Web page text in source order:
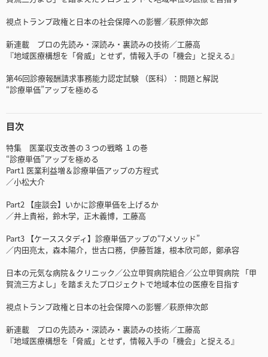
視点トランプ政権と日本の社会保障への影響／萩原伸次郎
新連載 プロの先読み・深読み・裏読みの技術／工藤高
『地域医療構想を「脅威」とせず，情報入手の「機会」と捉える』
第46回診療報酬請求事務能力認定試験 （医科）：問題と解説
“診療単価”アップを極める
目次
特集 医業収支改善の３つの戦略 １の巻
“診療単価”アップを極める
Part1 医業利益増＆診療単価アップの方程式
／小松大介
Part2 【座談会】いかに診療単価を上げるか
／井上貴裕，鈴木学，正木義博，工藤高
Part3 【ケーススタディ】診療単価アップの“7メソッド”
／内田亮太，森本陽介，世古口務，伊藤哲雄，根本欣司郎，鄭承容
日本の元気な病院＆クリニック／公立甲賀病院組合／公立甲賀病院 「甲
賀流三方よし」を踏まえたプロジェクトで地域本位の医療を目指す
視点トランプ政権と日本の社会保障への影響／萩原伸次郎
新連載 プロの先読み・深読み・裏読みの技術／工藤高
『地域医療構想を「脅威」とせず，情報入手の「機会」と捉える』